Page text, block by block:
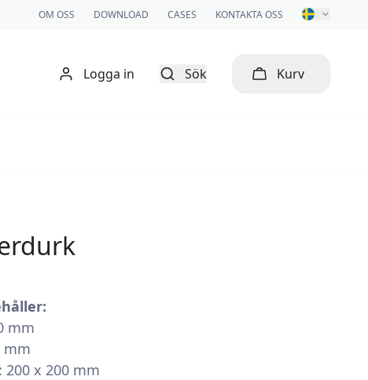
OM OSS DOWNLOAD CASES KONTAKTA OSS
Logga in Sök Kurv
mm
mm
x 200 mm